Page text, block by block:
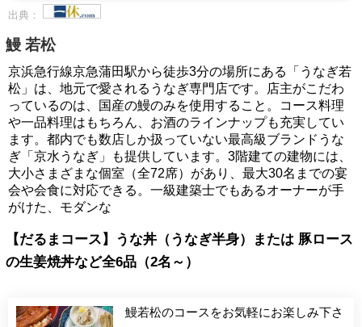
出典：
鰻 若松
京浜急行線京急蒲田駅から徒歩3分の場所にある「うなぎ若
松」は、地元で愛されるうなぎ専門店です。店主がこだわ
っているのは、国産の鰻のみを使用すること。コース料理
や一品料理はもちろん、お酒のラインナップも充実してい
ます。都内でも数店しか扱っていない最高級ブランドうな
ぎ「京水うなぎ」も提供しています。3階建ての建物には、
大小さまざまな個室（全72席）があり、最大30名までの宴
会や会食に対応できる。一級建築士でもあるオーナーが手
がけた、モダンな
【だるまコース】うな丼（うなぎ半身）または 豚ロース
の生姜焼丼など全6品（2名～）
鰻若松のコースをお気軽にお楽しみ下さ